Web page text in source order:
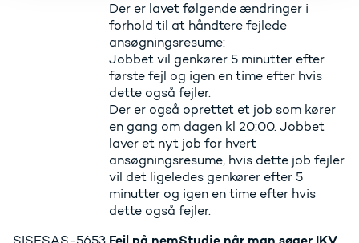
Der er lavet følgende ændringer i
forhold til at håndtere fejlede
ansøgningsresume:
Jobbet vil genkører 5 minutter efter
første fejl og igen en time efter hvis
dette også fejler.
Der er også oprettet et job som kører
en gang om dagen kl 20:00. Jobbet
laver et nyt job for hvert
ansøgningsresume, hvis dette job fejler
vil det ligeledes genkører efter 5
minutter og igen en time efter hvis
dette også fejler.